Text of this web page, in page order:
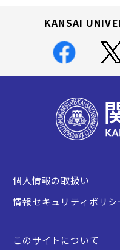
KANSAI
個人情報の取扱い
情報セキュリティポリシ
このサイトについて